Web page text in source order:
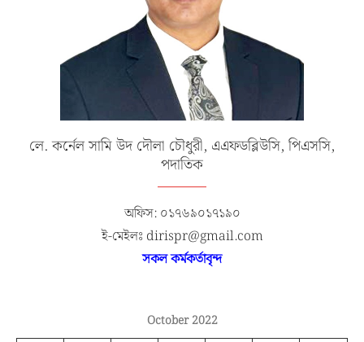
লে. কর্নেল সামি উদ দৌলা চৌধুরী, এএফডব্লিউসি, পিএসসি,
পদাতিক
অফিস: ০১৭৬৯০১৭১৯০
ই-মেইলঃ dirispr@gmail.com
সকল কর্মকর্তাবৃন্দ
October 2022